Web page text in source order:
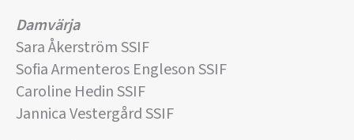
Damvärja
Sara Åkerström SSIF
Sofia Armenteros Engleson SSIF
Caroline Hedin SSIF
Jannica Vestergård SSIF